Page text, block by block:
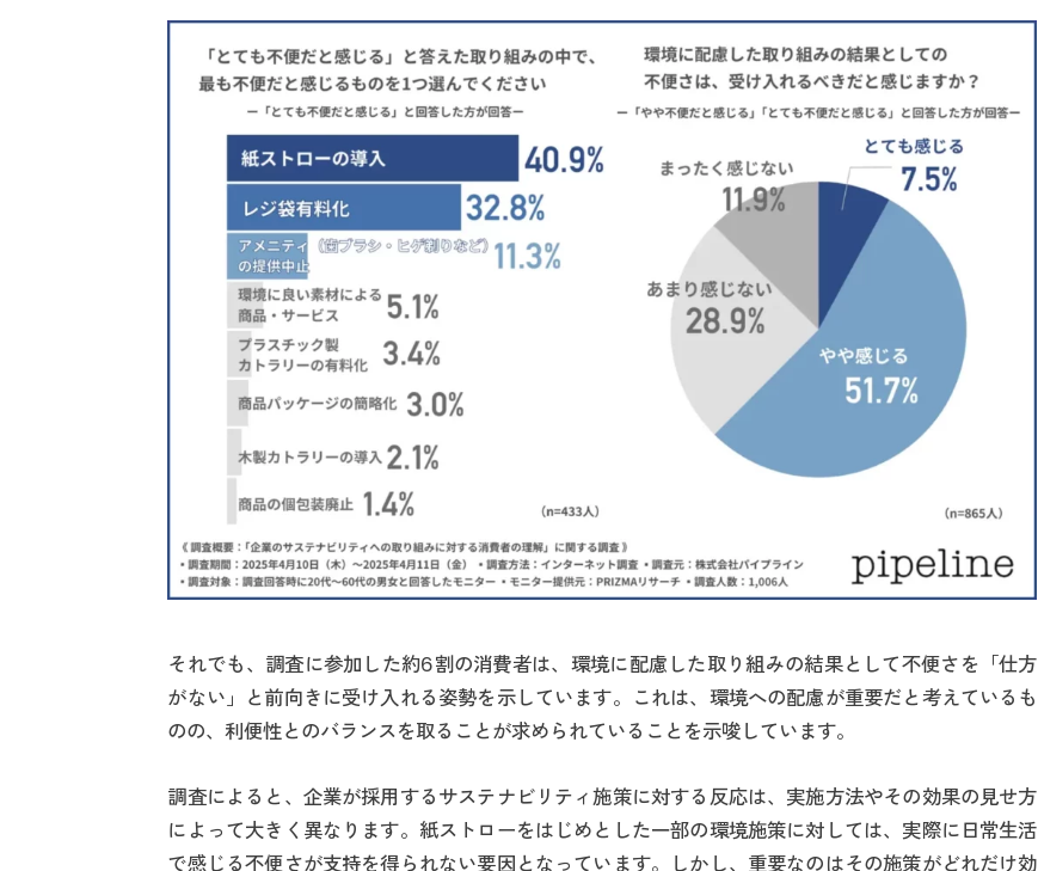
それでも、調査に参加した約6割の消費者は、環境に配慮した取り組みの結果として不便さを「仕方
がない」と前向きに受け入れる姿勢を示しています。これは、環境への配慮が重要だと考えているも
のの、利便性とのバランスを取ることが求められていることを示唆しています。
調査によると、企業が採用するサステナビリティ施策に対する反応は、実施方法やその効果の見せ方
によって大きく異なります。紙ストローをはじめとした一部の環境施策に対しては、実際に日常生活
で感じる不便さが支持を得られない要因となっています。しかし、重要なのはその施策がどれだけ効